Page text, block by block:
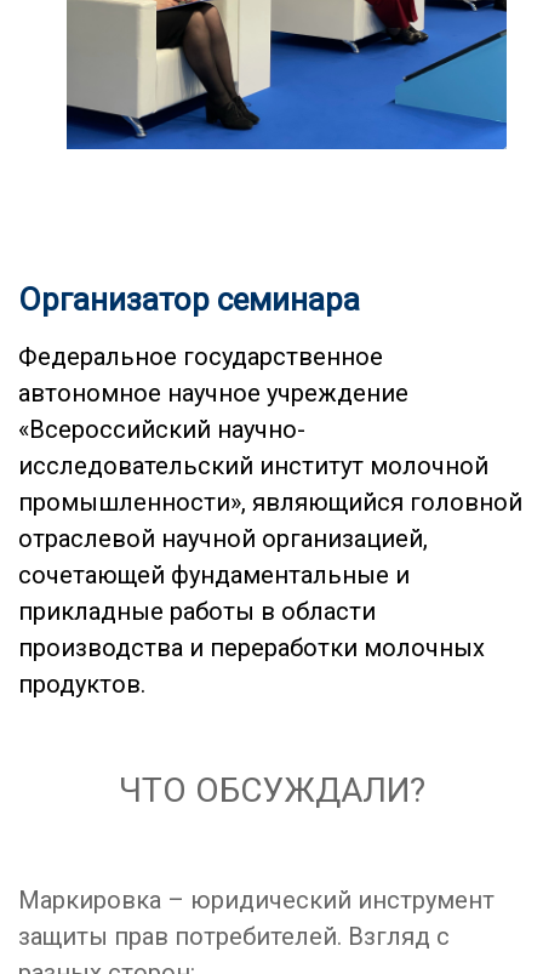
Организатор семинара
Федеральное государственное
автономное научное учреждение
«Всероссийский научно-
исследовательский институт молочной
промышленности», являющийся головной
отраслевой научной организацией,
сочетающей фундаментальные и
прикладные работы в области
производства и переработки молочных
продуктов.
ЧТО ОБСУЖДАЛИ?
Маркировка – юридический инструмент
защиты прав потребителей. Взгляд с